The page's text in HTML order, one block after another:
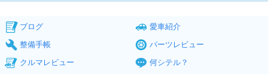
ブログ
愛車紹介
整備手帳
パーツレビュー
クルマレビュー
何シテル？